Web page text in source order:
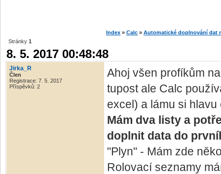
Index » Calc » Automatické doplnování dat
Stránky 1
8. 5. 2017 00:48:48
Jirka_R
Člen
Registrace: 7. 5. 2017
Příspěvků: 2
Ahoj všen profíkům
tupost ale Calc
excel) a lámu si
Mám dva listy a
doplnit data do
"Plyn" - Mám zde
Rolovací seznamy